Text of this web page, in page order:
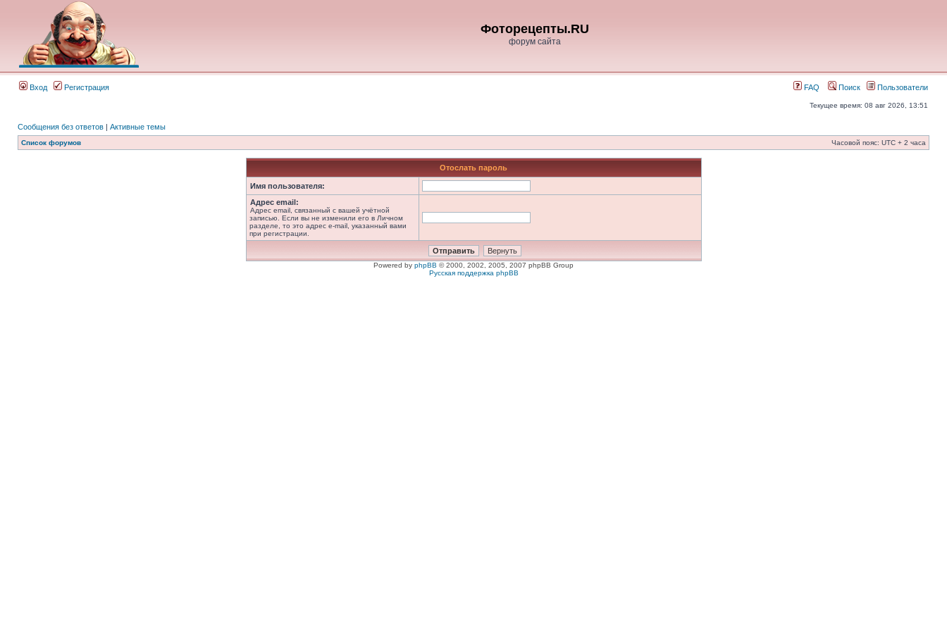
Фоторецепты.RU
форум сайта
Вход Регистрация FAQ Поиск Пользователи
Текущее время: 08 авг 2026, 13:51
Сообщения без ответов | Активные темы
Список форумов Часовой пояс: UTC + 2 часа
Отослать пароль
Имя пользователя:
Адрес email:
Адрес email, связанный с вашей учётной
записью. Если вы не изменили его в Личном
разделе, то это адрес e-mail, указанный вами
при регистрации.
Powered by phpBB © 2000, 2002, 2005, 2007 phpBB Group
Русская поддержка phpBB